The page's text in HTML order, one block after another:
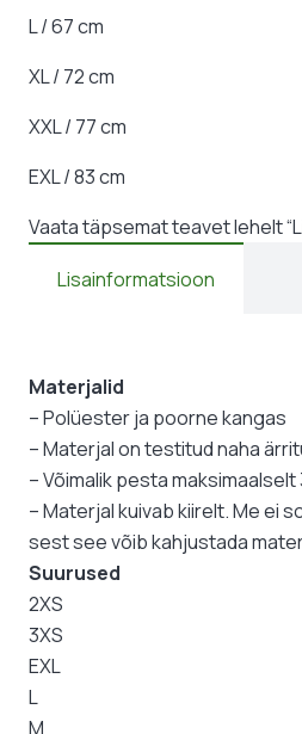
L / 67 cm
XL / 72 cm
XXL / 77 cm
EXL / 83 cm
Vaata täpsemat teavet lehelt
Lisainformatsioon
Materjalid
– Polüester ja poorne kangas
– Materjal on testitud naha
– Võimalik pesta
– Materjal kuivab kiirelt. Me ei
sest see võib kahjustada
Suurused
2XS
3XS
EXL
L
M